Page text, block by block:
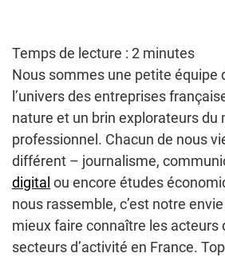
Temps de lecture : 2 minutes
Nous sommes une petite équipe
l’univers des entreprises
nature et un brin explorateurs du
professionnel. Chacun de nous
différent – journalisme,
digital ou encore études
nous rassemble, c’est notre
mieux faire connaître les acteurs
secteurs d’activité en France.